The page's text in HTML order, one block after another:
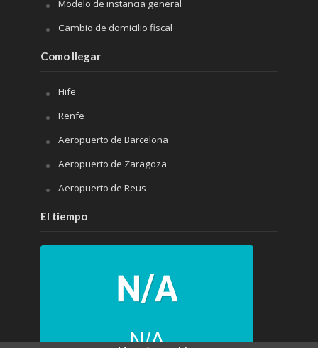
Modelo de instancia general
Cambio de domicilio fiscal
Como llegar
Hife
Renfe
Aeropuerto de Barcelona
Aeropuerto de Zaragoza
Aeropuerto de Reus
El tiempo
N/A